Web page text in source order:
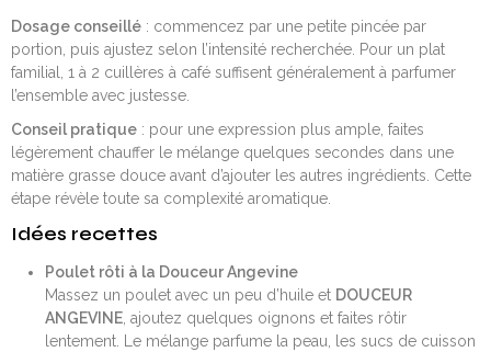
Dosage conseillé : commencez par une petite pincée par
portion, puis ajustez selon l’intensité recherchée. Pour un plat
familial, 1 à 2 cuillères à café suffisent généralement à parfumer
l’ensemble avec justesse.
Conseil pratique : pour une expression plus ample, faites
légèrement chauffer le mélange quelques secondes dans une
matière grasse douce avant d’ajouter les autres ingrédients. Cette
étape révèle toute sa complexité aromatique.
Idées recettes
Poulet rôti à la Douceur Angevine
Massez un poulet avec un peu d’huile et DOUCEUR
ANGEVINE, ajoutez quelques oignons et faites rôtir
lentement. Le mélange parfume la peau, les sucs de cuisson